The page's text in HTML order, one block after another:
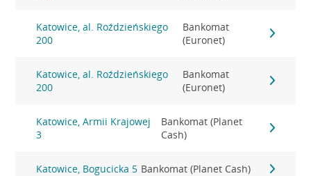
Katowice, al. Roździeńskiego
200
Bankomat
(Euronet)
Katowice, al. Roździeńskiego
200
Bankomat
(Euronet)
Katowice, Armii Krajowej
3
Bankomat (Planet
Cash)
Katowice, Bogucicka 5 Bankomat (Planet Cash)